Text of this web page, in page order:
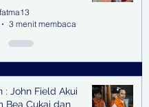
Miliar
3 menit membaca
: John Field Akui
Bea Cukai dan